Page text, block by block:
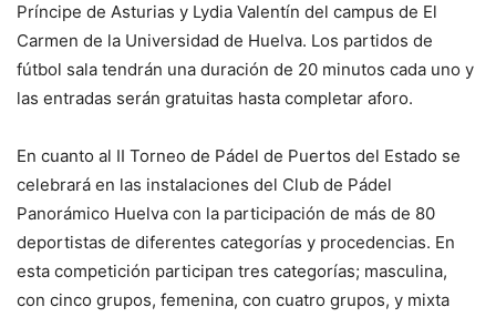
Príncipe de Asturias y Lydia Valentín del campus de El
Carmen de la Universidad de Huelva. Los partidos de
fútbol sala tendrán una duración de 20 minutos cada uno y
las entradas serán gratuitas hasta completar aforo.
En cuanto al II Torneo de Pádel de Puertos del Estado se
celebrará en las instalaciones del Club de Pádel
Panorámico Huelva con la participación de más de 80
deportistas de diferentes categorías y procedencias. En
esta competición participan tres categorías; masculina,
con cinco grupos, femenina, con cuatro grupos, y mixta